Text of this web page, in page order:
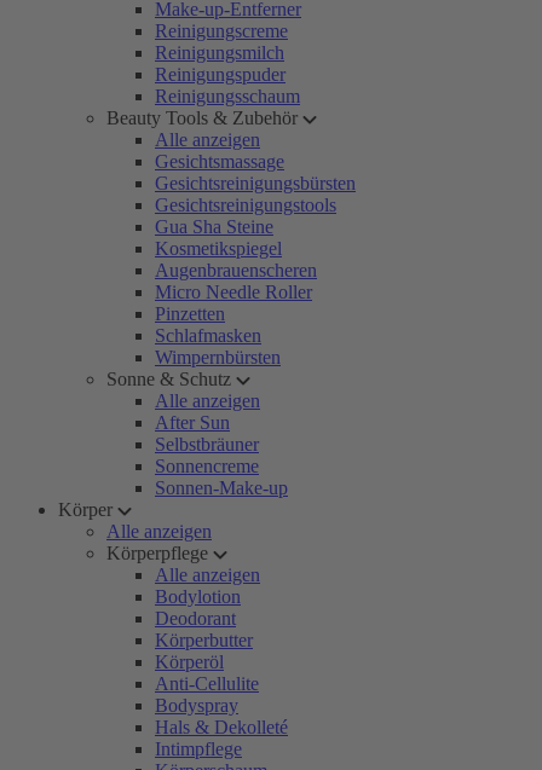
Make-up-Entferner
Reinigungscreme
Reinigungsmilch
Reinigungspuder
Reinigungsschaum
Beauty Tools & Zubehör
Alle anzeigen
Gesichtsmassage
Gesichtsreinigungsbürsten
Gesichtsreinigungstools
Gua Sha Steine
Kosmetikspiegel
Augenbrauenscheren
Micro Needle Roller
Pinzetten
Schlafmasken
Wimpernbürsten
Sonne & Schutz
Alle anzeigen
After Sun
Selbstbräuner
Sonnencreme
Sonnen-Make-up
Körper
Alle anzeigen
Körperpflege
Alle anzeigen
Bodylotion
Deodorant
Körperbutter
Körperöl
Anti-Cellulite
Bodyspray
Hals & Dekolleté
Intimpflege